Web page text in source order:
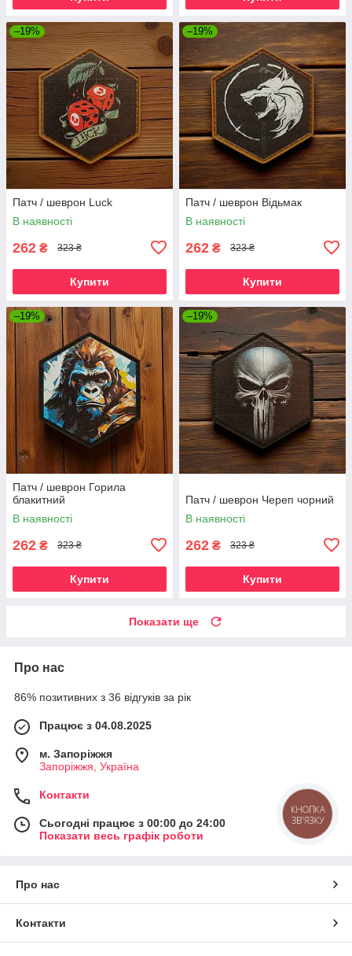
–19%
Патч / шеврон Luck
В наявності
262 ₴ 323 ₴
Купити
–19%
Патч / шеврон Відьмак
В наявності
262 ₴ 323 ₴
Купити
–19%
Патч / шеврон Горила
блакитний
В наявності
262 ₴ 323 ₴
Купити
–19%
Патч / шеврон Череп чорний
В наявності
262 ₴ 323 ₴
Купити
Показати ще
Про нас
86% позитивних з 36 відгуків за рік
Працює з 04.08.2025
м. Запоріжжя
Запоріжжя, Україна
Контакти
Сьогодні працює з 00:00 до 24:00
Показати весь графік роботи
Про нас
Контакти
КНОПКА
ЗВ'ЯЗКУ